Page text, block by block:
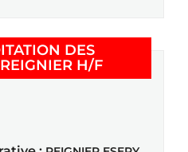
DES
H/F(Nouvelle